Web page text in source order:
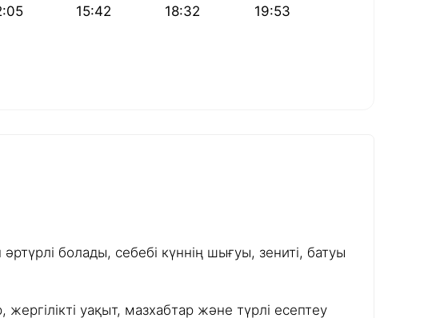
15:42 18:32 19:53
болады, себебі күннің шығуы, зениті, батуы
уақыт, мазхабтар және түрлі есептеу